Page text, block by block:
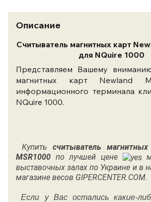
Описание
Считыватель магнитных карт
для NQuire 1000
Представляем Вашему
магнитных карт Newland
информационного терминала
NQuire 1000.
Купить считыватель
MSR1000 по лучшей цене
выставочных залах по Украине и в
магазине весов GIPERCENTER.COM.
Если у Вас остались какие-